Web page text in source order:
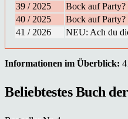
39 / 2025
Bock auf Party?
40 / 2025
Bock auf Party?
41 / 2026
NEU: Ach du
Informationen im Überblick:
Beliebtestes Buch